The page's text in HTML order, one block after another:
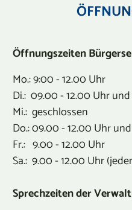
Öffnungszeiten
Mo.: 9:00 - 12.00 Uhr
Di.: 09.00 - 12.00 Uhr
Mi.: geschlossen
Do.: 09.00 - 12.00 Uhr
Fr.: 9.00 - 12.00 Uhr
Sa.: 9.00 - 12.00 Uhr
Sprechzeiten der